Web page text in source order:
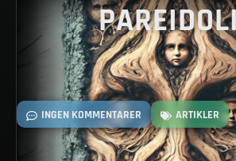
INGEN KOMMENTARER ARTIKLER